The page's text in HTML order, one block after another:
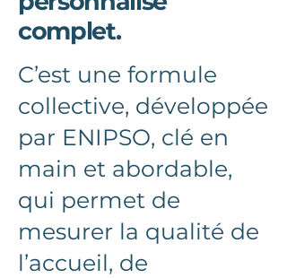
complet.
C’est une formule
collective, développée
par ENIPSO, clé en
main et abordable,
qui permet de
mesurer la qualité de
l’accueil, de